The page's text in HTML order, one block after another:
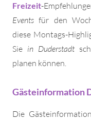
Freizeit-
Events für den
diese Montags-
Sie in Duderstadt
planen können.
Gästeinformation
Die